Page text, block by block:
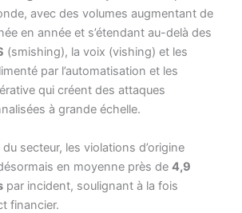
avec des volumes augmentant de
en année et s’étendant au-delà des
(smishing), la voix (vishing) et les
par l’automatisation et les
qui créent des attaques
à grande échelle.
secteur, les violations d’origine
en moyenne près de4,9
par incident, soulignant à la fois
financier.